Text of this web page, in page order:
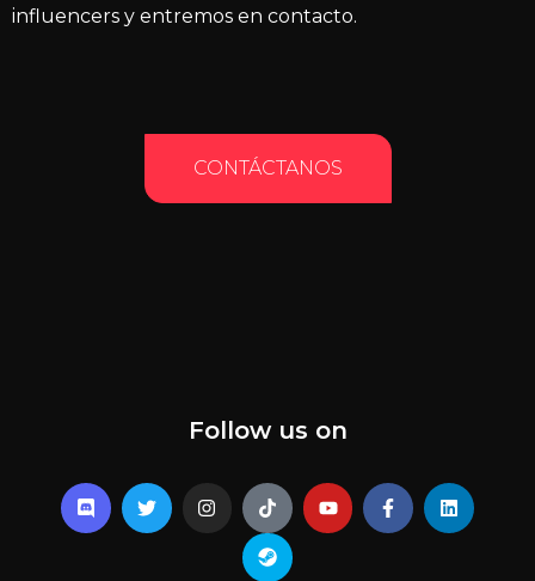
influencers y entremos en contacto.
CONTÁCTANOS
Follow us on